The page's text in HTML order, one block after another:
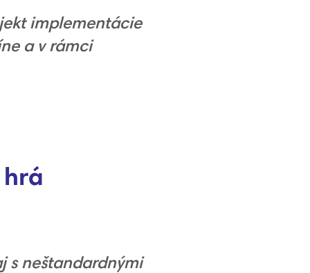
implementácie
a v rámci
s neštandardnými